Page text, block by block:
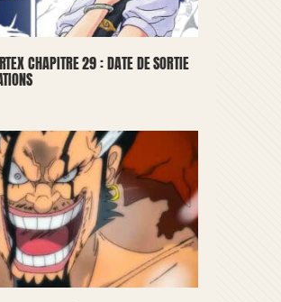
CHAPITRE 29 : DATE DE SORTIE